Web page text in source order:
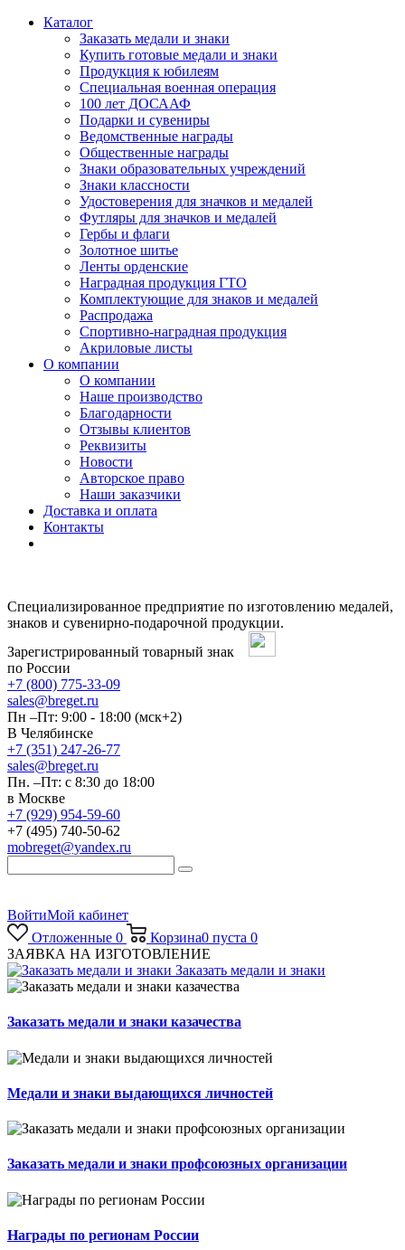
Каталог
Заказать медали и знаки
Купить готовые медали и знаки
Продукция к юбилеям
Специальная военная операция
100 лет ДОСААФ
Подарки и сувениры
Ведомственные награды
Общественные награды
Знаки образовательных учреждений
Знаки классности
Удостоверения для значков и медалей
Футляры для значков и медалей
Гербы и флаги
Золотное шитье
Ленты орденские
Наградная продукция ГТО
Комплектующие для знаков и медалей
Распродажа
Спортивно-наградная продукция
Акриловые листы
О компании
О компании
Наше производство
Благодарности
Отзывы клиентов
Реквизиты
Новости
Авторское право
Наши заказчики
Доставка и оплата
Контакты
Специализированное предприятие по изготовлению медалей,
знаков и сувенирно-подарочной продукции.
Зарегистрированный товарный знак
по России
+7 (800) 775-33-09
sales@breget.ru
Пн –Пт: 9:00 - 18:00 (мск+2)
В Челябинске
+7 (351) 247-26-77
sales@breget.ru
Пн. –Пт: с 8:30 до 18:00
в Москве
+7 (929) 954-59-60
+7 (495) 740-50-62
mobreget@yandex.ru
ВойтиМой кабинет
Отложенные 0 Корзина0 пуста 0
ЗАЯВКА НА ИЗГОТОВЛЕНИЕ
Заказать медали и знаки
Заказать медали и знаки казачества
Медали и знаки выдающихся личностей
Заказать медали и знаки профсоюзных организации
Награды по регионам России